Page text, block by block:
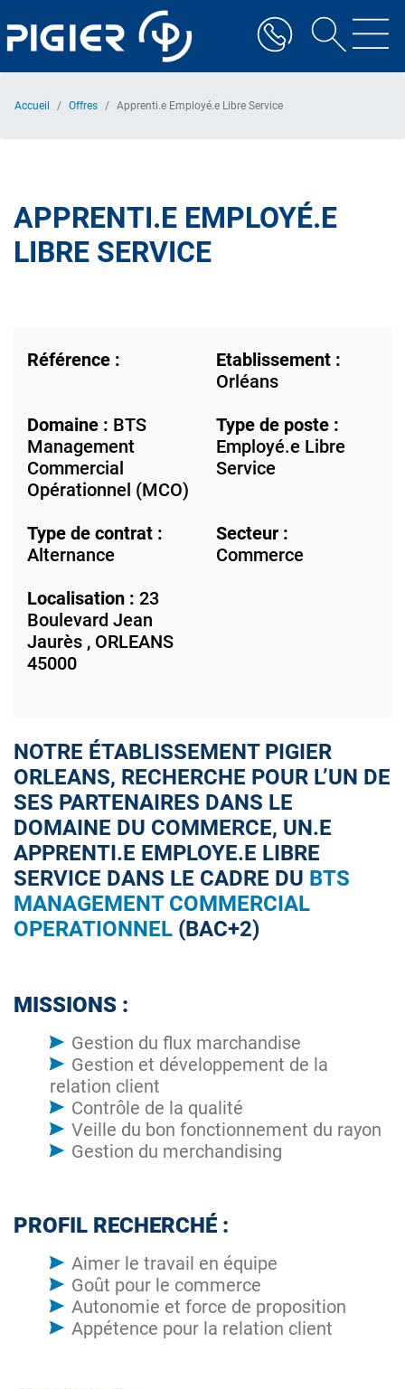
au
contenu
Accueil Offres Apprenti.e Employé.e Libre Service
APPRENTI.E EMPLOYÉ.E
LIBRE SERVICE
Référence :
Etablissement :
Orléans
Domaine : BTS
Management
Commercial
Opérationnel (MCO)
Type de poste :
Employé.e Libre
Service
Type de contrat :
Alternance
Secteur :
Commerce
Localisation : 23
Boulevard Jean
Jaurès , ORLEANS
45000
NOTRE ÉTABLISSEMENT PIGIER
ORLEANS, RECHERCHE POUR L’UN DE
SES PARTENAIRES DANS LE
DOMAINE DU COMMERCE, UN.E
APPRENTI.E EMPLOYE.E LIBRE
SERVICE DANS LE CADRE DU BTS
MANAGEMENT COMMERCIAL
OPERATIONNEL (BAC+2)
MISSIONS :
Gestion du flux marchandise
Gestion et développement de la
relation client
Contrôle de la qualité
Veille du bon fonctionnement du rayon
Gestion du merchandising
PROFIL RECHERCHÉ :
Aimer le travail en équipe
Goût pour le commerce
Autonomie et force de proposition
Appétence pour la relation client